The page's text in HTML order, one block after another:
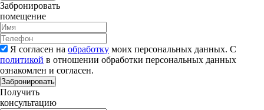
Забронировать
помещение
Я согласен на обработку моих персональных данных. С
политикой в отношении обработки персональных данных
ознакомлен и согласен.
Забронировать
Получить
консультацию